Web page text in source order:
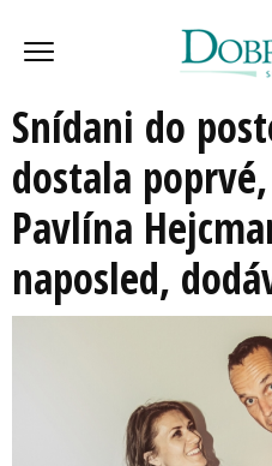
Snídani do
dostala
Pavlína
naposled,